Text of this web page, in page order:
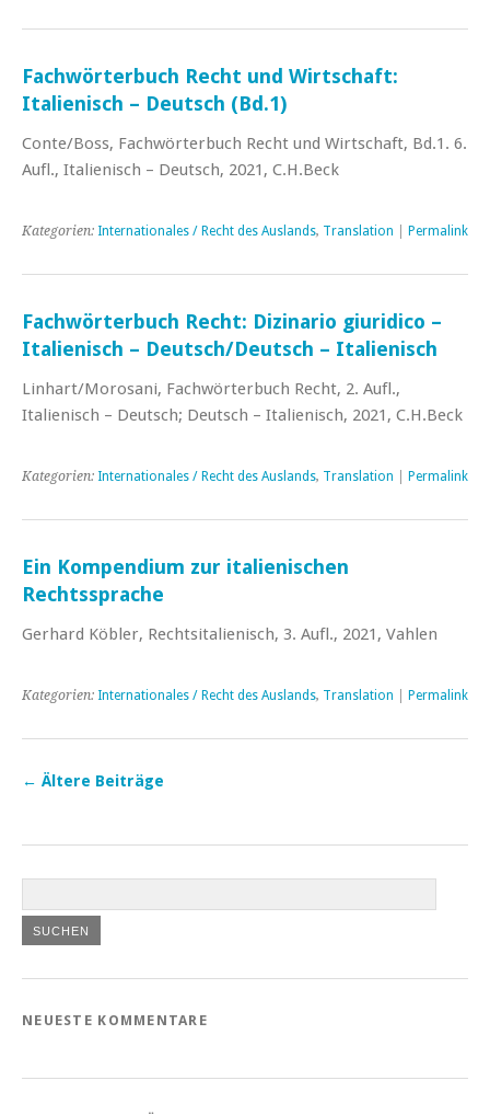
Fachwörterbuch Recht und Wirtschaft:
Italienisch – Deutsch (Bd.1)
Conte/Boss, Fachwörterbuch Recht und Wirtschaft, Bd.1. 6.
Aufl., Italienisch – Deutsch, 2021, C.H.Beck
Kategorien: Internationales / Recht des Auslands, Translation Permalink
Fachwörterbuch Recht: Dizinario giuridico –
Italienisch – Deutsch/Deutsch – Italienisch
Linhart/Morosani, Fachwörterbuch Recht, 2. Aufl.,
Italienisch – Deutsch; Deutsch – Italienisch, 2021, C.H.Beck
Kategorien: Internationales / Recht des Auslands, Translation Permalink
Ein Kompendium zur italienischen
Rechtssprache
Gerhard Köbler, Rechtsitalienisch, 3. Aufl., 2021, Vahlen
Kategorien: Internationales / Recht des Auslands, Translation Permalink
← Ältere Beiträge
NEUESTE KOMMENTARE